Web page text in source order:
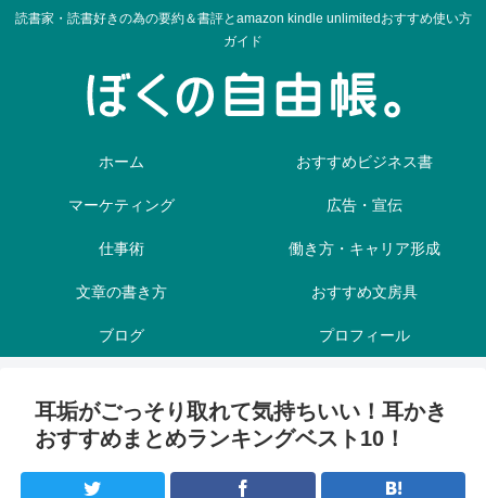
読書家・読書好きの為の要約＆書評とamazon kindle unlimitedおすすめ使い方
ガイド
ホーム おすすめビジネス書
マーケティング 広告・宣伝
仕事術 働き方・キャリア形成
文章の書き方 おすすめ文房具
ブログ プロフィール
耳垢がごっそり取れて気持ちいい！耳かき
おすすめまとめランキングベスト10！